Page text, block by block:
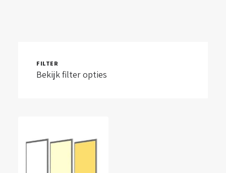
FILTER
Bekijk filter opties